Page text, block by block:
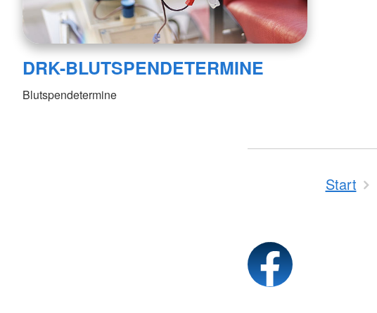
DRK-BLUTSPENDETERMINE
Blutspendetermine
Start